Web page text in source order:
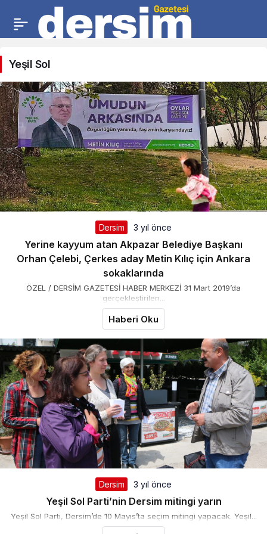
Yeşil Sol
Dersim 3 yıl önce
Yerine kayyum atan Akpazar Belediye Başkanı
Orhan Çelebi, Çerkes aday Metin Kılıç için Ankara
sokaklarında
ÖZEL / DERSİM GAZETESİ HABER MERKEZİ 31 Mart 2019’da
gerçekleştirilen...
Haberi Oku
Dersim 3 yıl önce
Yeşil Sol Parti’nin Dersim mitingi yarın
Yeşil Sol Parti, Dersim’de 10 Mayıs’ta seçim mitingi yapacak. Yeşil...